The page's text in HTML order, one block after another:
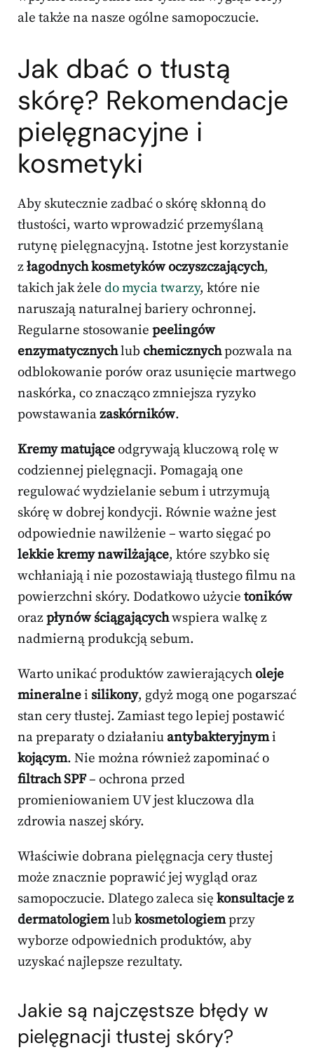
ale także na nasze ogólne samopoczucie.
Jak dbać o tłustą
skórę? Rekomendacje
pielęgnacyjne i
kosmetyki
Aby skutecznie zadbać o skórę skłonną do
tłustości, warto wprowadzić przemyślaną
rutynę pielęgnacyjną. Istotne jest korzystanie
złagodnych kosmetyków oczyszczających,
takich jak żele do mycia twarzy, które nie
naruszają naturalnej bariery ochronnej.
Regularne stosowanie peelingów
enzymatycznychlub chemicznychpozwala na
odblokowanie porów oraz usunięcie martwego
naskórka, co znacząco zmniejsza ryzyko
powstawaniazaskórników.
Kremy matująceodgrywają kluczową rolę w
codziennej pielęgnacji. Pomagają one
regulować wydzielanie sebum i utrzymują
skórę w dobrej kondycji. Równie ważne jest
odpowiednie nawilżenie – warto sięgać po
lekkie kremy nawilżające, które szybko się
wchłaniają i nie pozostawiają tłustego filmu na
powierzchni skóry. Dodatkowo użycie toników
orazpłynów ściągającychwspiera walkę z
nadmierną produkcją sebum.
Warto unikać produktów zawierającycholeje
mineralnei silikony, gdyż mogą one pogarszać
stan cery tłustej. Zamiast tego lepiej postawić
na preparaty o działaniuantybakteryjnymi
kojącym. Nie można również zapominać o
filtrach SPF– ochrona przed
promieniowaniem UV jest kluczowa dla
zdrowia naszej skóry.
Właściwie dobrana pielęgnacja cery tłustej
może znacznie poprawić jej wygląd oraz
samopoczucie. Dlatego zaleca się konsultacje z
dermatologiemlub kosmetologiemprzy
wyborze odpowiednich produktów, aby
uzyskać najlepsze rezultaty.
Jakie są najczęstsze błędy w
pielęgnacji tłustej skóry?